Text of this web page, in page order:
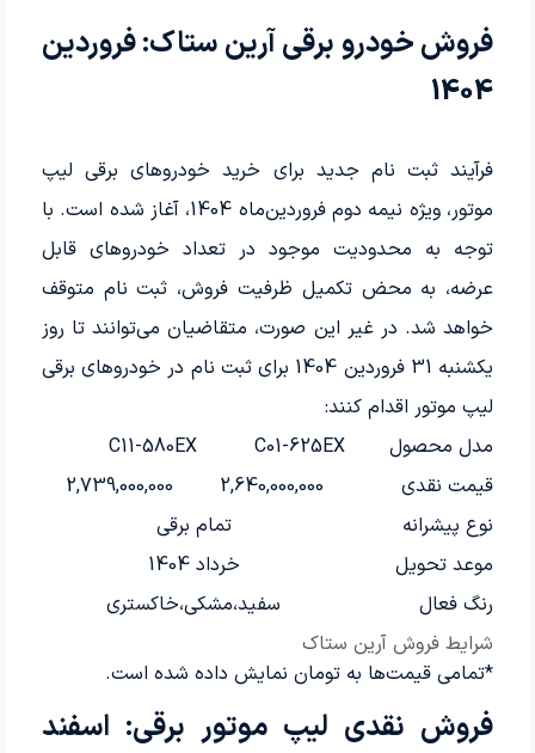
فروش خودرو برقی آرین ستاک: فروردین
1404
فرآیند ثبت نام جدید برای خرید خودروهای برقی لیپ
موتور، ویژه نیمه دوم فروردین‌ماه 1404، آغاز شده است. با
توجه به محدودیت موجود در تعداد خودروهای قابل
عرضه، به محض تکمیل ظرفیت فروش، ثبت نام متوقف
خواهد شد. در غیر این صورت، متقاضیان می‌توانند تا روز
یکشنبه 31 فروردین 1404 برای ثبت نام در خودروهای برقی
لیپ موتور اقدام کنند:
شرایط فروش آرین ستاک
مدل محصول C01-625EX
C11-580EX
قیمت نقدی
2,640,000,000
2,739,000,000
نوع پیشرانه
تمام برقی
موعد تحویل
خرداد 1404
رنگ فعال
سفید،مشکی،خاکستری
*تمامی قیمت‌ها به تومان نمایش داده شده است.
فروش نقدی لیپ موتور برقی: اسفند